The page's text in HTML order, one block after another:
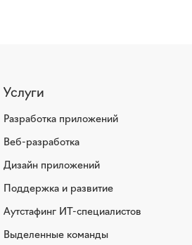
Услуги
Разработка приложений
Веб-разработка
Дизайн приложений
Поддержка и развитие
Аутстафинг ИТ-специалистов
Выделенные команды